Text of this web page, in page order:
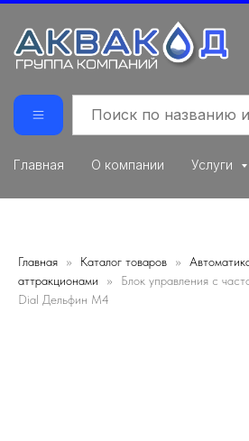
Главная О компании Услуги
Главная Каталог товаров
аттракционами
Блок управления с
Dial Дельфин М4